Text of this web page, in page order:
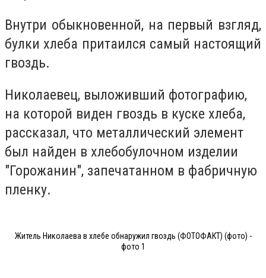
Внутри обыкновенной, на первый взгляд,
булки хлеба притаился самый настоящий
гвоздь.
Николаевец, выложивший фотографию,
на которой виден гвоздь в куске хлеба,
рассказал, что металлический элемент
был найден в хлебобулочном изделии
"Горожанин", запечатанном в фабричную
пленку.
Житель Николаева в хлебе обнаружил гвоздь (ФОТОФАКТ) (фото) -
фото 1